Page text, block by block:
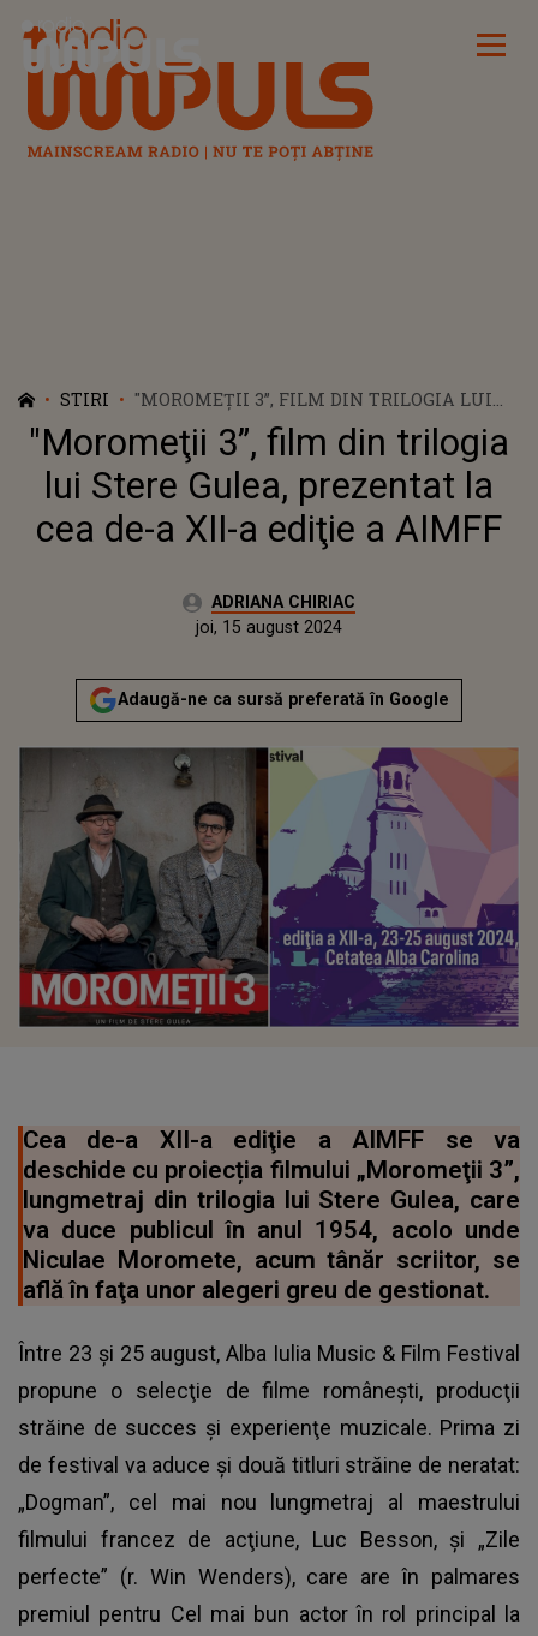
Radio Impuls
STIRI
"MOROMEŢII 3”, FILM DIN TRILOGIA LUI
STERE GULEA, PREZENTAT LA CEA DE-A
XII-A EDIŢIE A AIMFF
"Moromeţii 3”, film din trilogia
lui Stere Gulea, prezentat la
cea de-a XII-a ediţie a AIMFF
Autor:ADRIANA CHIRIAC
Actualizat:
joi, 15 august 2024
Adaugă-ne ca sursă preferată în Google
Cea de-a XII-a ediţie a AIMFF se va
deschide cu proiecția filmului „Moromeţii 3”,
lungmetraj din trilogia lui Stere Gulea, care
va duce publicul în anul 1954, acolo unde
Niculae Moromete, acum tânăr scriitor, se
află în faţa unor alegeri greu de gestionat.
Între 23 şi 25 august, Alba Iulia Music & Film Festival
propune o selecţie de filme româneşti, producţii
străine de succes şi experienţe muzicale. Prima zi
de festival va aduce şi două titluri străine de neratat:
„Dogman”, cel mai nou lungmetraj al maestrului
filmului francez de acţiune, Luc Besson, şi „Zile
perfecte” (r. Win Wenders), care are în palmares
premiul pentru Cel mai bun actor în rol principal la